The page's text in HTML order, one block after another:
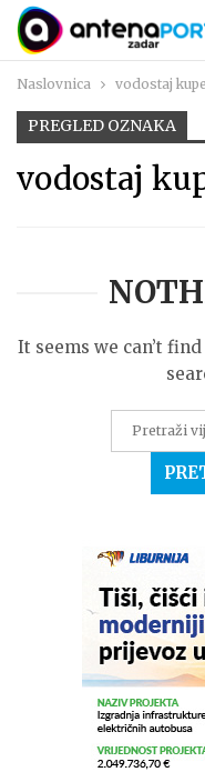
Naslovnica vodostaj kupe
PREGLED OZNAKA
vodostaj
It seems we can’t